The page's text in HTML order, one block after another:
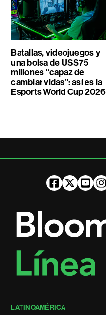
Batallas, videojuegos y
una bolsa de US$75
millones “capaz de
cambiar vidas”: así es la
Esports World Cup 2026
LATINOAMÉRICA